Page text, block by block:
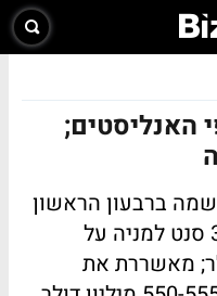
האנליסטים;
ברבעון הראשון
של 2024 רווח מתואם של 36 סנט למניה על
דולר; מאשררת את